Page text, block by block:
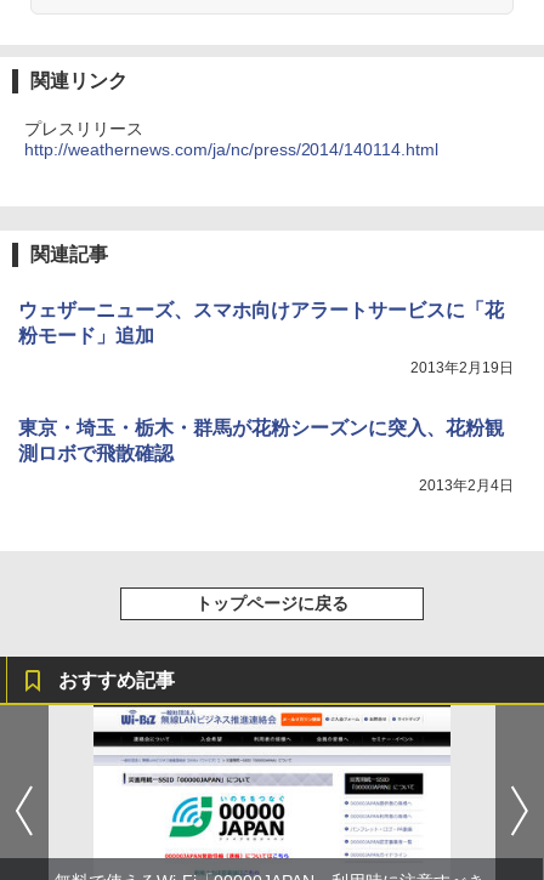
関連リンク
プレスリリース
http://weathernews.com/ja/nc/press/2014/140114.html
関連記事
ウェザーニューズ、スマホ向けアラートサービスに「花
粉モード」追加
2013年2月19日
東京・埼玉・栃木・群馬が花粉シーズンに突入、花粉観
測ロボで飛散確認
2013年2月4日
トップページに戻る
おすすめ記事